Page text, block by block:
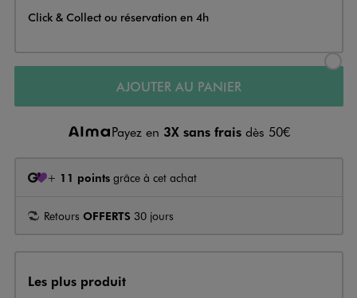
Click & Collect ou réservation en 4h
AJOUTER AU PANIER
Payez en 3X sans frais dès 50€
+ 11 points grâce à cet achat
Retours OFFERTS 30 jours
Les plus produit